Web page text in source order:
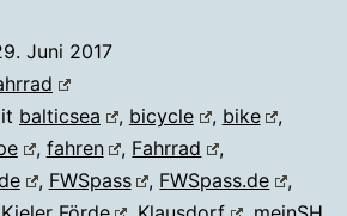
Juni 2017
balticsea , bicycle , bike
,
, fahren , Fahrrad
,
, FWSpass , FWSpass.de
,